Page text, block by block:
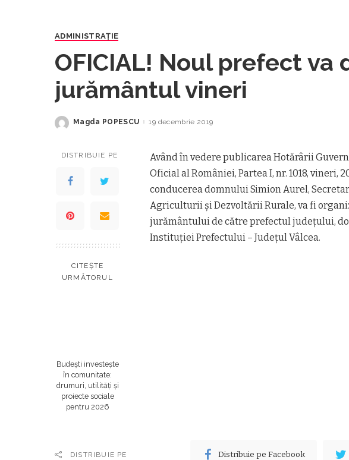
ADMINISTRAŢIE
OFICIAL! Noul prefect va
jurământul vineri
Posted
Magda POPESCU 19 decembrie 2019
DISTRIBUIE PE
CITEȘTE
URMĂTORUL
Budești investește
în comunitate:
drumuri, utilități și
proiecte sociale
pentru 2026
Având în vedere publicarea Hotărârii
Oficial al României, Partea I, nr. 1018, vineri,
conducerea domnului Simion Aurel,
Agriculturii și Dezvoltării Rurale, va fi
jurământului de către prefectul județului,
Instituției Prefectului – Județul Vâlcea.
DISTRIBUIE PE Distribuie pe Facebook